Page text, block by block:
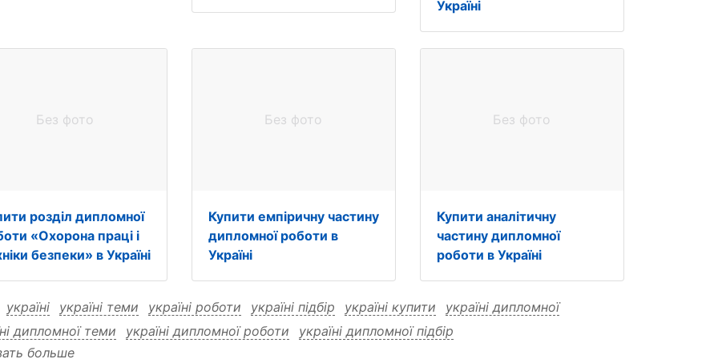
Україні
Без фото
розділ дипломної
«Охорона праці і
безпеки» в Україні
Без фото
Купити емпіричну частину
дипломної роботи в
Україні
Без фото
Купити аналітичну
частину дипломної
роботи в Україні
україні україні теми україні роботи україні підбір україні купити
україні дипломної
дипломної теми
україні дипломної роботи
україні дипломної підбір
дипломної купити
больше